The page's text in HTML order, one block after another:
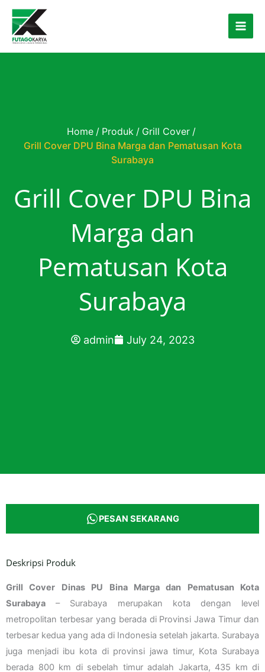
Skip to content
Home / Produk / Grill Cover /
Grill Cover DPU Bina Marga dan Pematusan Kota
Surabaya
Grill Cover DPU Bina
Marga dan
Pematusan Kota
Surabaya
admin July 24, 2023
PESAN SEKARANG
Deskripsi Produk
Grill Cover Dinas PU Bina Marga dan Pematusan Kota
Surabaya – Surabaya merupakan kota dengan level
metropolitan terbesar yang berada di Provinsi Jawa Timur dan
terbesar kedua yang ada di Indonesia setelah jakarta. Surabaya
juga menjadi ibu kota di provinsi jawa timur, Kota Surabaya
berada 800 km di sebelah timur adalah Jakarta, 435 km di